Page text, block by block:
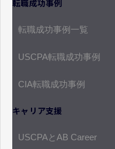
転職成功事例
転職成功事例一覧
USCPA転職成功事例
CIA転職成功事例
キャリア支援
USCPAとAB Career